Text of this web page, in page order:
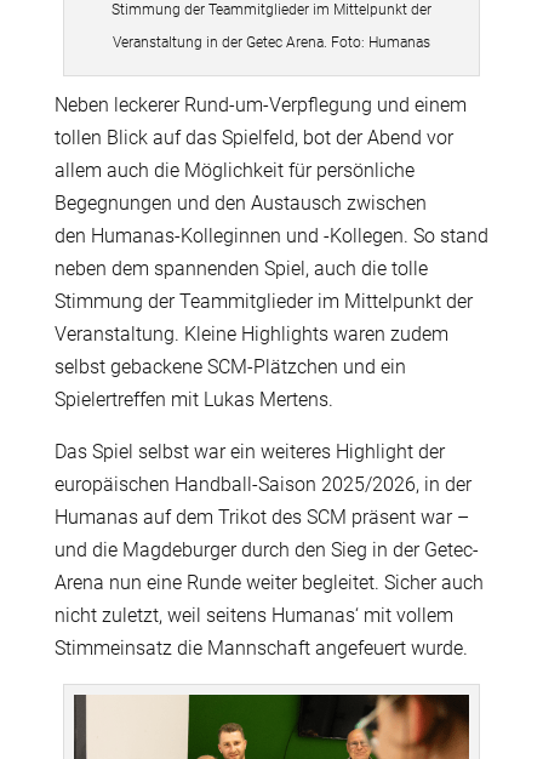
Stimmung der Teammitglieder im Mittelpunkt der
Veranstaltung in der Getec Arena. Foto: Humanas
Neben leckerer Rund-um-Verpflegung und einem
tollen Blick auf das Spielfeld, bot der Abend vor
allem auch die Möglichkeit für persönliche
Begegnungen und den Austausch zwischen
den Humanas-Kolleginnen und -Kollegen. So stand
neben dem spannenden Spiel, auch die tolle
Stimmung der Teammitglieder im Mittelpunkt der
Veranstaltung. Kleine Highlights waren zudem
selbst gebackene SCM-Plätzchen und ein
Spielertreffen mit Lukas Mertens.
Das Spiel selbst war ein weiteres Highlight der
europäischen Handball-Saison 2025/2026, in der
Humanas auf dem Trikot des SCM präsent war –
und die Magdeburger durch den Sieg in der Getec-
Arena nun eine Runde weiter begleitet. Sicher auch
nicht zuletzt, weil seitens Humanas‘ mit vollem
Stimmeinsatz die Mannschaft angefeuert wurde.